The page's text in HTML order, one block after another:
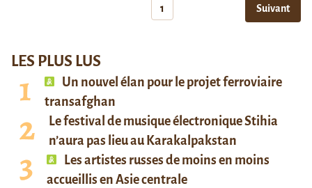
1 Suivant
LES PLUS LUS
Un nouvel élan pour le projet ferroviaire
transafghan
Le festival de musique électronique Stihia
n’aura pas lieu au Karakalpakstan
Les artistes russes de moins en moins
accueillis en Asie centrale